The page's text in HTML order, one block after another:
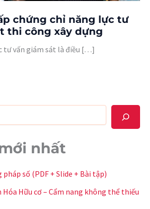
chứng chỉ năng lực tư
thi công xây dựng
tư vấn giám sát là điều […]
nhất
số (PDF + Slide + Bài tập)
Hữu cơ – Cẩm nang không thể thiếu